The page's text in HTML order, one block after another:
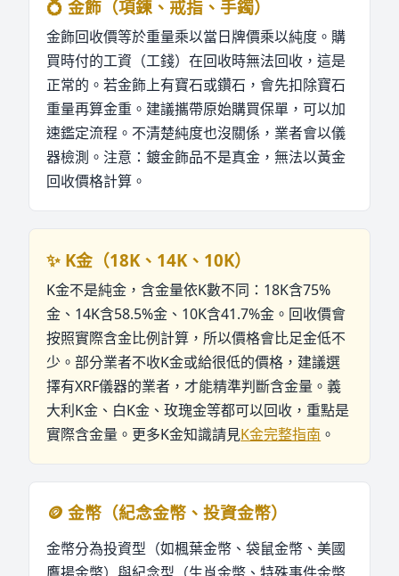
💍 金飾（項鍊、戒指、手鐲）
金飾回收價等於重量乘以當日牌價乘以純度。購
買時付的工資（工錢）在回收時無法回收，這是
正常的。若金飾上有寶石或鑽石，會先扣除寶石
重量再算金重。建議攜帶原始購買保單，可以加
速鑑定流程。不清楚純度也沒關係，業者會以儀
器檢測。注意：鍍金飾品不是真金，無法以黃金
回收價格計算。
✨ K金（18K、14K、10K）
K金不是純金，含金量依K數不同：18K含75%
金、14K含58.5%金、10K含41.7%金。回收價會
按照實際含金比例計算，所以價格會比足金低不
少。部分業者不收K金或給很低的價格，建議選
擇有XRF儀器的業者，才能精準判斷含金量。義
大利K金、白K金、玫瑰金等都可以回收，重點是
實際含金量。更多K金知識請見K金完整指南 。
🪙 金幣（紀念金幣、投資金幣）
金幣分為投資型（如楓葉金幣、袋鼠金幣、美國